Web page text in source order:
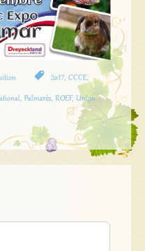
2017, CCCE,
, Palmarès, ROEF, Union